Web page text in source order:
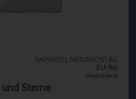
RAPUNZEL NATURKOST AG
EU-Bio
Deutschland
und Sterne